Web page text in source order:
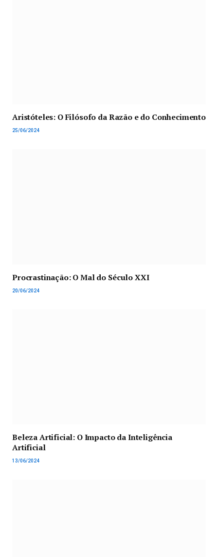
Aristóteles: O Filósofo da Razão e do Conhecimento
25/06/2024
Procrastinação: O Mal do Século XXI
20/06/2024
Beleza Artificial: O Impacto da Inteligência
Artificial
13/06/2024